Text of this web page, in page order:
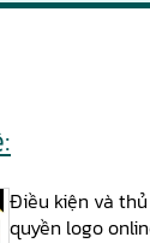
Điều kiện và
quyền logo